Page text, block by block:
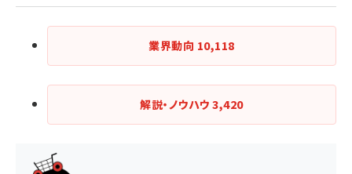
業界動向 10,118
解説・ノウハウ3,420